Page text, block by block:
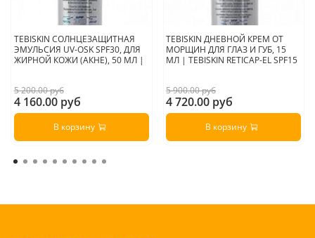
Страна производитель: Россия
TEBISKIN СОЛНЦЕЗАЩИТНАЯ
ЭМУЛЬСИЯ UV-OSK SPF30, ДЛЯ
ЖИРНОЙ КОЖИ (АКНЕ), 50 МЛ |
5 200.00 руб
4 160.00 руб
В корзину
TEBISKIN ДНЕВНОЙ КРЕМ ОТ
МОРЩИН ДЛЯ ГЛАЗ И ГУБ, 15
МЛ | TEBISKIN RETICAP-EL SPF15
5 900.00 руб
4 720.00 руб
В корзину